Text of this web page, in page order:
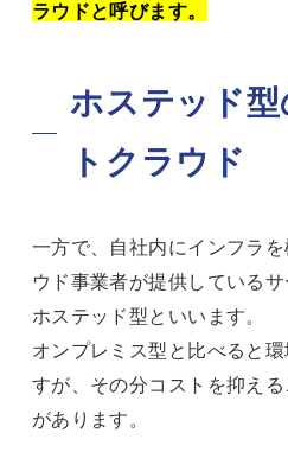
ラウドと呼びます。
ホステッド
トクラウド
一方で、自社内にインフラ
ウド事業者が提供している
ホステッド型といいます。
オンプレミス型と比べると
すが、その分コストを抑え
があります。